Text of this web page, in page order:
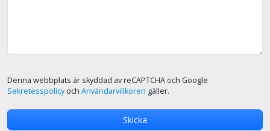
Denna webbplats är skyddad av reCAPTCHA och Google
Sekretesspolicyoch Användarvillkoren gäller.